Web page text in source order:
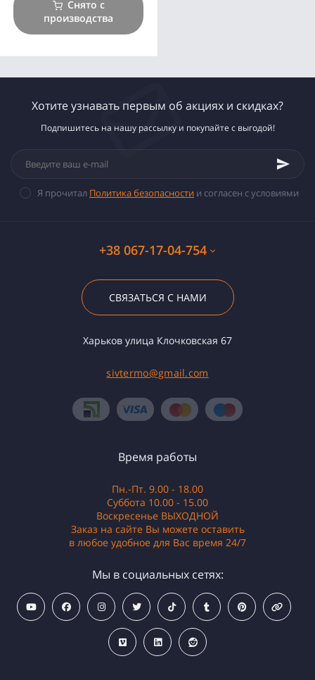
Снято с
производства
Хотите узнавать первым об акциях и скидках?
Подпишитесь на нашу рассылку и покупайте с выгодой!
Я прочитал Политика безопасности и согласен с условиями
+38 067-17-04-754
СВЯЗАТЬСЯ С НАМИ
Харьков улица Клочковская 67
sivtermo@gmail.com
Время работы
Пн.-Пт. 9.00 - 18.00
Суббота 10.00 - 15.00
Воскресенье ВЫХОДНОЙ
Заказ на сайте Вы можете оставить
в любое удобное для Вас время 24/7
Мы в социальных сетях: